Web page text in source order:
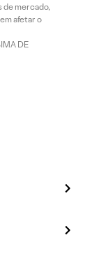
de mercado,
afetar o
DE